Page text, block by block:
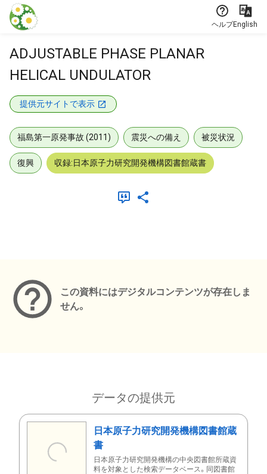
本文に飛ぶ
ヘルプEnglish
ADJUSTABLE PHASE PLANAR
HELICAL UNDULATOR
提供元サイトで表示
福島第一原発事故 (2011) 震災への備え 被災状況
復興 収録:日本原子力研究開発機構図書館蔵書
この資料にはデジタルコンテンツが存在しま
せん。
データの提供元
日本原子力研究開発機構図書館蔵
書
日本原子力研究開発機構の中央図書館所蔵資
料を対象とした検索データベース。同図書館